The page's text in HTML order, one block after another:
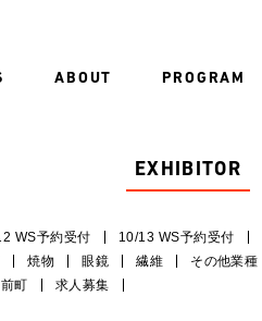
ABOUT PROGRAM
EXHIBITOR
WS予約受付 10/13 WS予約受付
焼物 眼鏡 繊維 その他業種
町 求人募集